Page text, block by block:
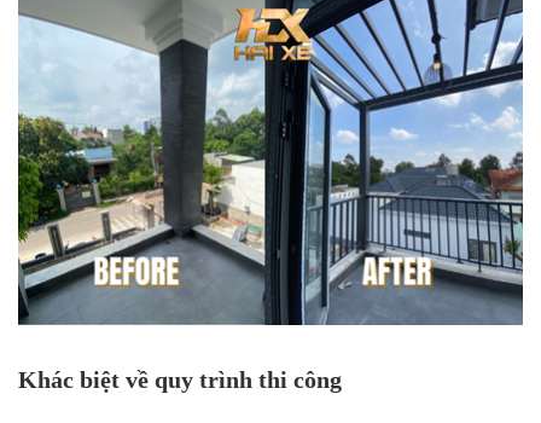
Khác biệt về quy trình thi công